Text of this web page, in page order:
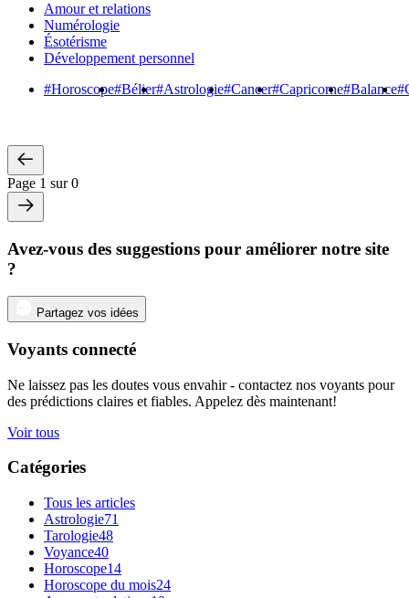
Amour et relations
Numérologie
Ésotérisme
Développement personnel
#Horoscope#Bélier#Astrologie#Cancer#Capricorne#Balance
Page 1 sur 0
Avez-vous des suggestions pour améliorer notre site
?
Partagez vos idées
Voyants connecté
Ne laissez pas les doutes vous envahir - contactez nos voyants pour
des prédictions claires et fiables. Appelez dès maintenant!
Voir tous
Catégories
Tous les articles
Astrologie71
Tarologie48
Voyance40
Horoscope14
Horoscope du mois24